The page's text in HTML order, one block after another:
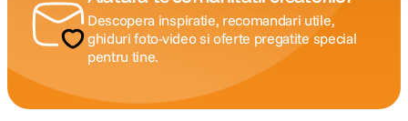
Descopera inspiratie, recomandari utile,
ghiduri foto-video si oferte pregatite special
pentru tine.